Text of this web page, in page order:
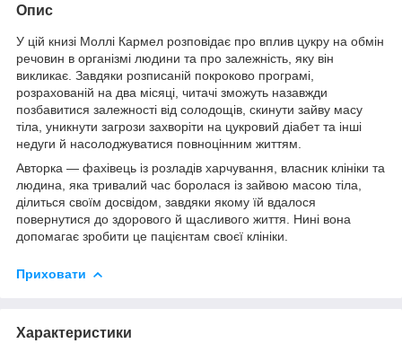
Опис
У цій книзі Моллі Кармел розповідає про вплив цукру на обмін
речовин в організмі людини та про залежність, яку він
викликає. Завдяки розписаній покроково програмі,
розрахованій на два місяці, читачі зможуть назавжди
позбавитися залежності від солодощів, скинути зайву масу
тіла, уникнути загрози захворіти на цукровий діабет та інші
недуги й насолоджуватися повноцінним життям.
Авторка — фахівець із розладів харчування, власник клініки та
людина, яка тривалий час боролася із зайвою масою тіла,
ділиться своїм досвідом, завдяки якому їй вдалося
повернутися до здорового й щасливого життя. Нині вона
допомагає зробити це пацієнтам своєї клініки.
Приховати
Характеристики